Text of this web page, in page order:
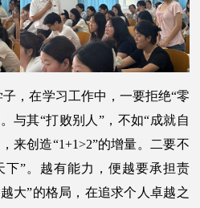
，在学习工作中，一要拒绝“零
与其“打败别人”，不如“成就自
来创造“1+1>2”的增量。二要不
下”。越有能力，便越要承担责
大”的格局，在追求个人卓越之